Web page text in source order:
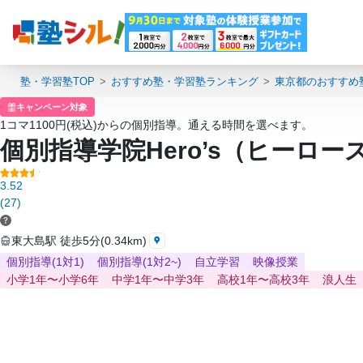
塾・学習塾TOP おすすめ塾・学習塾ランキング 東京都のおすすめ
キャンペーン対象
1コマ1100円(税込)からの個別指導。通える時間を選べます。
個別指導学院Hero’s（ヒーロー
3.52
(27)
東大島駅 徒歩5分(0.34km)
個別指導(1対1)
個別指導(1対2~) 自立学習
映像授業
小学1年〜小学6年
中学1年〜中学3年 高校1年〜高校3年 浪人生